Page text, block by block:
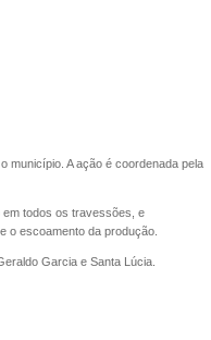
município. A ação é coordenada pela
todos os travessões, e
o escoamento da produção.
Garcia e Santa Lúcia.